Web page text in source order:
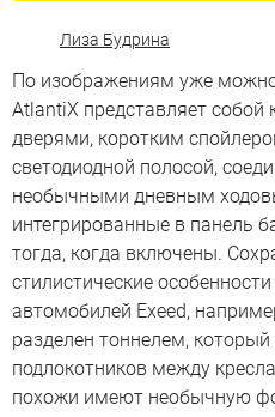
Лиза Будрина
По изображениям уже
AtlantiX представляет
дверями, коротким
светодиодной полосой,
необычными дневным
интегрированные в панель
тогда, когда включены.
стилистические
автомобилей Exeed,
разделен тоннелем,
подлокотников между
похожи имеют необычную